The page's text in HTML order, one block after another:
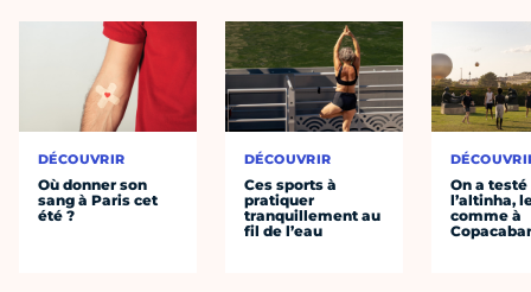
DÉCOUVRIR
Où donner son
sang à Paris cet
été ?
DÉCOUVRIR
Ces sports à
pratiquer
tranquillement au
fil de l’eau
On a testé
l’altinha,
comme à